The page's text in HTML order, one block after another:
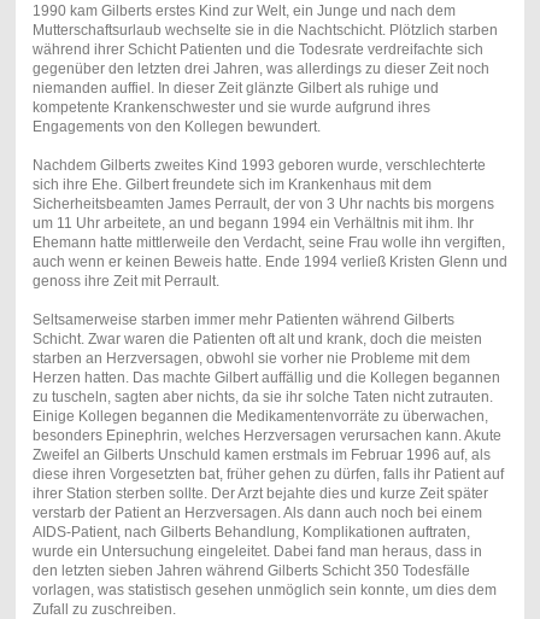
1990 kam Gilberts erstes Kind zur Welt, ein Junge und nach dem
Mutterschaftsurlaub wechselte sie in die Nachtschicht. Plötzlich starben
während ihrer Schicht Patienten und die Todesrate verdreifachte sich
gegenüber den letzten drei Jahren, was allerdings zu dieser Zeit noch
niemanden auffiel. In dieser Zeit glänzte Gilbert als ruhige und
kompetente Krankenschwester und sie wurde aufgrund ihres
Engagements von den Kollegen bewundert.
Nachdem Gilberts zweites Kind 1993 geboren wurde, verschlechterte
sich ihre Ehe. Gilbert freundete sich im Krankenhaus mit dem
Sicherheitsbeamten James Perrault, der von 3 Uhr nachts bis morgens
um 11 Uhr arbeitete, an und begann 1994 ein Verhältnis mit ihm. Ihr
Ehemann hatte mittlerweile den Verdacht, seine Frau wolle ihn vergiften,
auch wenn er keinen Beweis hatte. Ende 1994 verließ Kristen Glenn und
genoss ihre Zeit mit Perrault.
Seltsamerweise starben immer mehr Patienten während Gilberts
Schicht. Zwar waren die Patienten oft alt und krank, doch die meisten
starben an Herzversagen, obwohl sie vorher nie Probleme mit dem
Herzen hatten. Das machte Gilbert auffällig und die Kollegen begannen
zu tuscheln, sagten aber nichts, da sie ihr solche Taten nicht zutrauten.
Einige Kollegen begannen die Medikamentenvorräte zu überwachen,
besonders Epinephrin, welches Herzversagen verursachen kann. Akute
Zweifel an Gilberts Unschuld kamen erstmals im Februar 1996 auf, als
diese ihren Vorgesetzten bat, früher gehen zu dürfen, falls ihr Patient auf
ihrer Station sterben sollte. Der Arzt bejahte dies und kurze Zeit später
verstarb der Patient an Herzversagen. Als dann auch noch bei einem
AIDS-Patient, nach Gilberts Behandlung, Komplikationen auftraten,
wurde ein Untersuchung eingeleitet. Dabei fand man heraus, dass in
den letzten sieben Jahren während Gilberts Schicht 350 Todesfälle
vorlagen, was statistisch gesehen unmöglich sein konnte, um dies dem
Zufall zu zuschreiben.